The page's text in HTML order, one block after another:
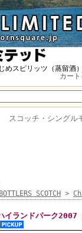
めスピリッツ（蒸留酒
カー
スコッチ・ シングル
SCOTCH >
イランドパーク